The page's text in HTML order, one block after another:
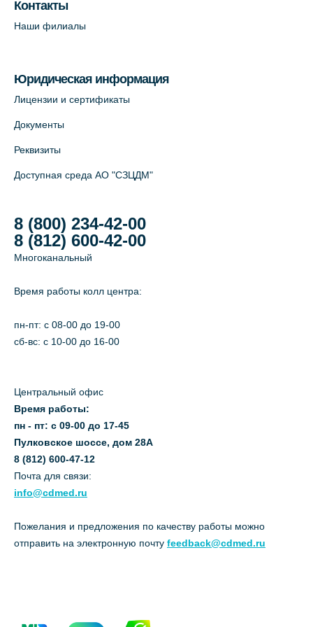
Контакты
Наши филиалы
Юридическая информация
Лицензии и сертификаты
Документы
Реквизиты
Доступная среда АО "СЗЦДМ"
8 (800) 234-42-00
8 (812) 600-42-00
Многоканальный
Время работы колл центра:
пн-пт: c 08-00 до 19-00
сб-вс: с 10-00 до 16-00
Центральный офис
Время работы:
пн - пт: с 09-00 до 17-45
Пулковское шоссе, дом 28А
8 (812) 600-47-12
Почта для связи:
info@cdmed.ru
Пожелания и предложения по качеству работы можно
отправить на электронную почту feedback@cdmed.ru